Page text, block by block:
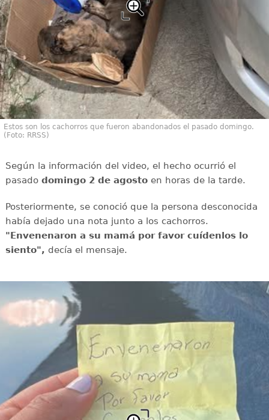
Estos son los cachorros que fueron abandonados el pasado domingo.
(Foto: RRSS)
Según la información del video, el hecho ocurrió el
pasado domingo 2 de agostoen horas de la tarde.
Posteriormente, se conoció que la persona desconocida
había dejado una nota junto a los cachorros.
"Envenenaron a su mamá por favor cuídenlos lo
siento", decía el mensaje.